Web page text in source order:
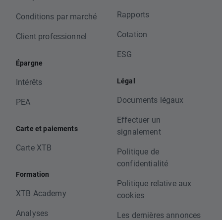
Conditions par marché
Client professionnel
Épargne
Intérêts
PEA
Carte et paiements
Carte XTB
Formation
XTB Academy
Analyses
Rapports
Cotation
ESG
Légal
Documents légaux
Effectuer un
signalement
Politique de
confidentialité
Politique relative aux
cookies
Les dernières annonces